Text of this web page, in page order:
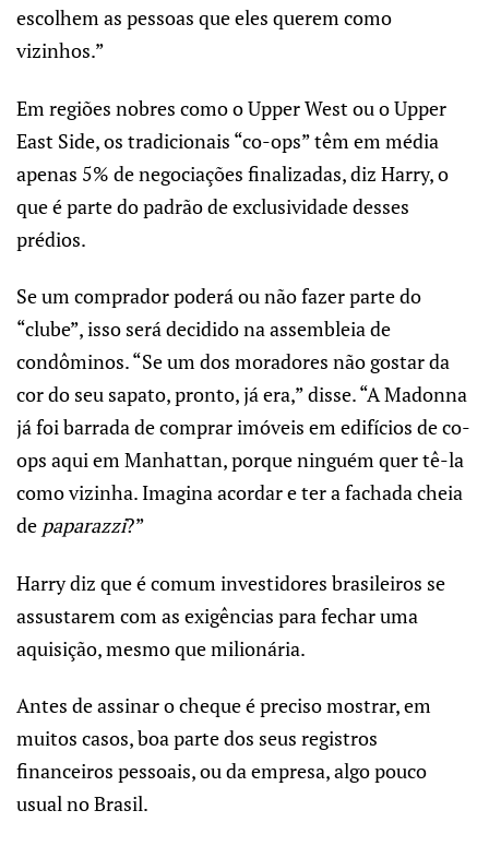
escolhem as pessoas que eles querem como
vizinhos.”
Em regiões nobres como o Upper West ou o Upper
East Side, os tradicionais “co-ops” têm em média
apenas 5% de negociações finalizadas, diz Harry, o
que é parte do padrão de exclusividade desses
prédios.
Se um comprador poderá ou não fazer parte do
“clube”, isso será decidido na assembleia de
condôminos. “Se um dos moradores não gostar da
cor do seu sapato, pronto, já era,” disse. “A Madonna
já foi barrada de comprar imóveis em edifícios de co-
ops aqui em Manhattan, porque ninguém quer tê-la
como vizinha. Imagina acordar e ter a fachada cheia
de paparazzi?”
Harry diz que é comum investidores brasileiros se
assustarem com as exigências para fechar uma
aquisição, mesmo que milionária.
Antes de assinar o cheque é preciso mostrar, em
muitos casos, boa parte dos seus registros
financeiros pessoais, ou da empresa, algo pouco
usual no Brasil.